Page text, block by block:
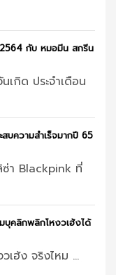
กับ หมอมีน สกรีน
กิด ประจำเดือน
บความสำเร็จมากปี 65
า Blackpink ที่
บุคลิกพลิกโหงวเฮ้งได้
เฮ้ง จริงไหม …